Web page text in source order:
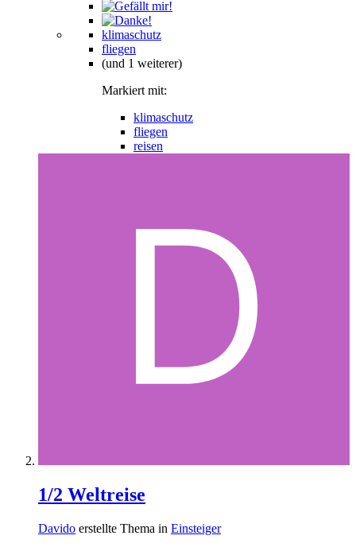
klimaschutz
fliegen
(und 1 weiterer)
Markiert mit:
klimaschutz
fliegen
reisen
1/2 Weltreise
Davido erstellte Thema in Einsteiger